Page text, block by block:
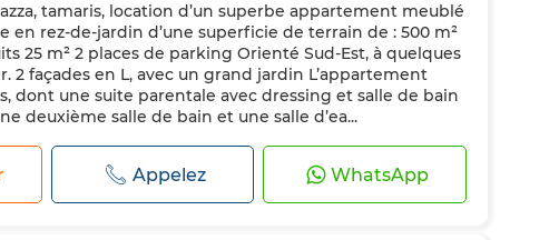
Cuisine équipée Réfrigérateur Four
TV
Micro-ondes
tamaris, location d’un superbe appartement meublé
en rez-de-jardin d’une superficie de terrain de : 500 m²
25 m² 2 places de parking Orienté Sud-Est, à quelques
2 façades en L, avec un grand jardin L’appartement
dont une suite parentale avec dressing et salle de bain
deuxième salle de bain et une salle d’ea...
Appelez WhatsApp